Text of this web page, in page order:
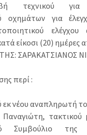
τεχνικού για
οχημάτων για
ελέγχου
είκοσι (20) ημέρες
ΣΑΡΑΚΑΤΣΙΑΝΟΣ
περί :
εκ νέου αναπληρωτή
Παναγιώτη, τακτικού
Συμβούλιο της